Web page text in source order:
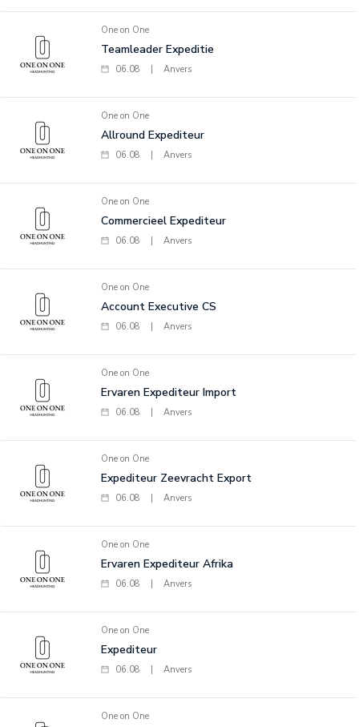
One on One
Teamleader Expeditie
06.08 Anvers
One on One
Allround Expediteur
06.08 Anvers
One on One
Commercieel Expediteur
06.08 Anvers
One on One
Account Executive CS
06.08 Anvers
One on One
Ervaren Expediteur Import
06.08 Anvers
One on One
Expediteur Zeevracht Export
06.08 Anvers
One on One
Ervaren Expediteur Afrika
06.08 Anvers
One on One
Expediteur
06.08 Anvers
One on One